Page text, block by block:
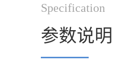
Specification
参数说明
▔▔▔▔